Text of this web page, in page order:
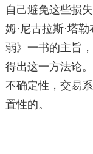
自己避免这些损
姆·尼古拉斯·塔
弱》一书的主旨
得出这一方法论
不确定性，交易
置性的。